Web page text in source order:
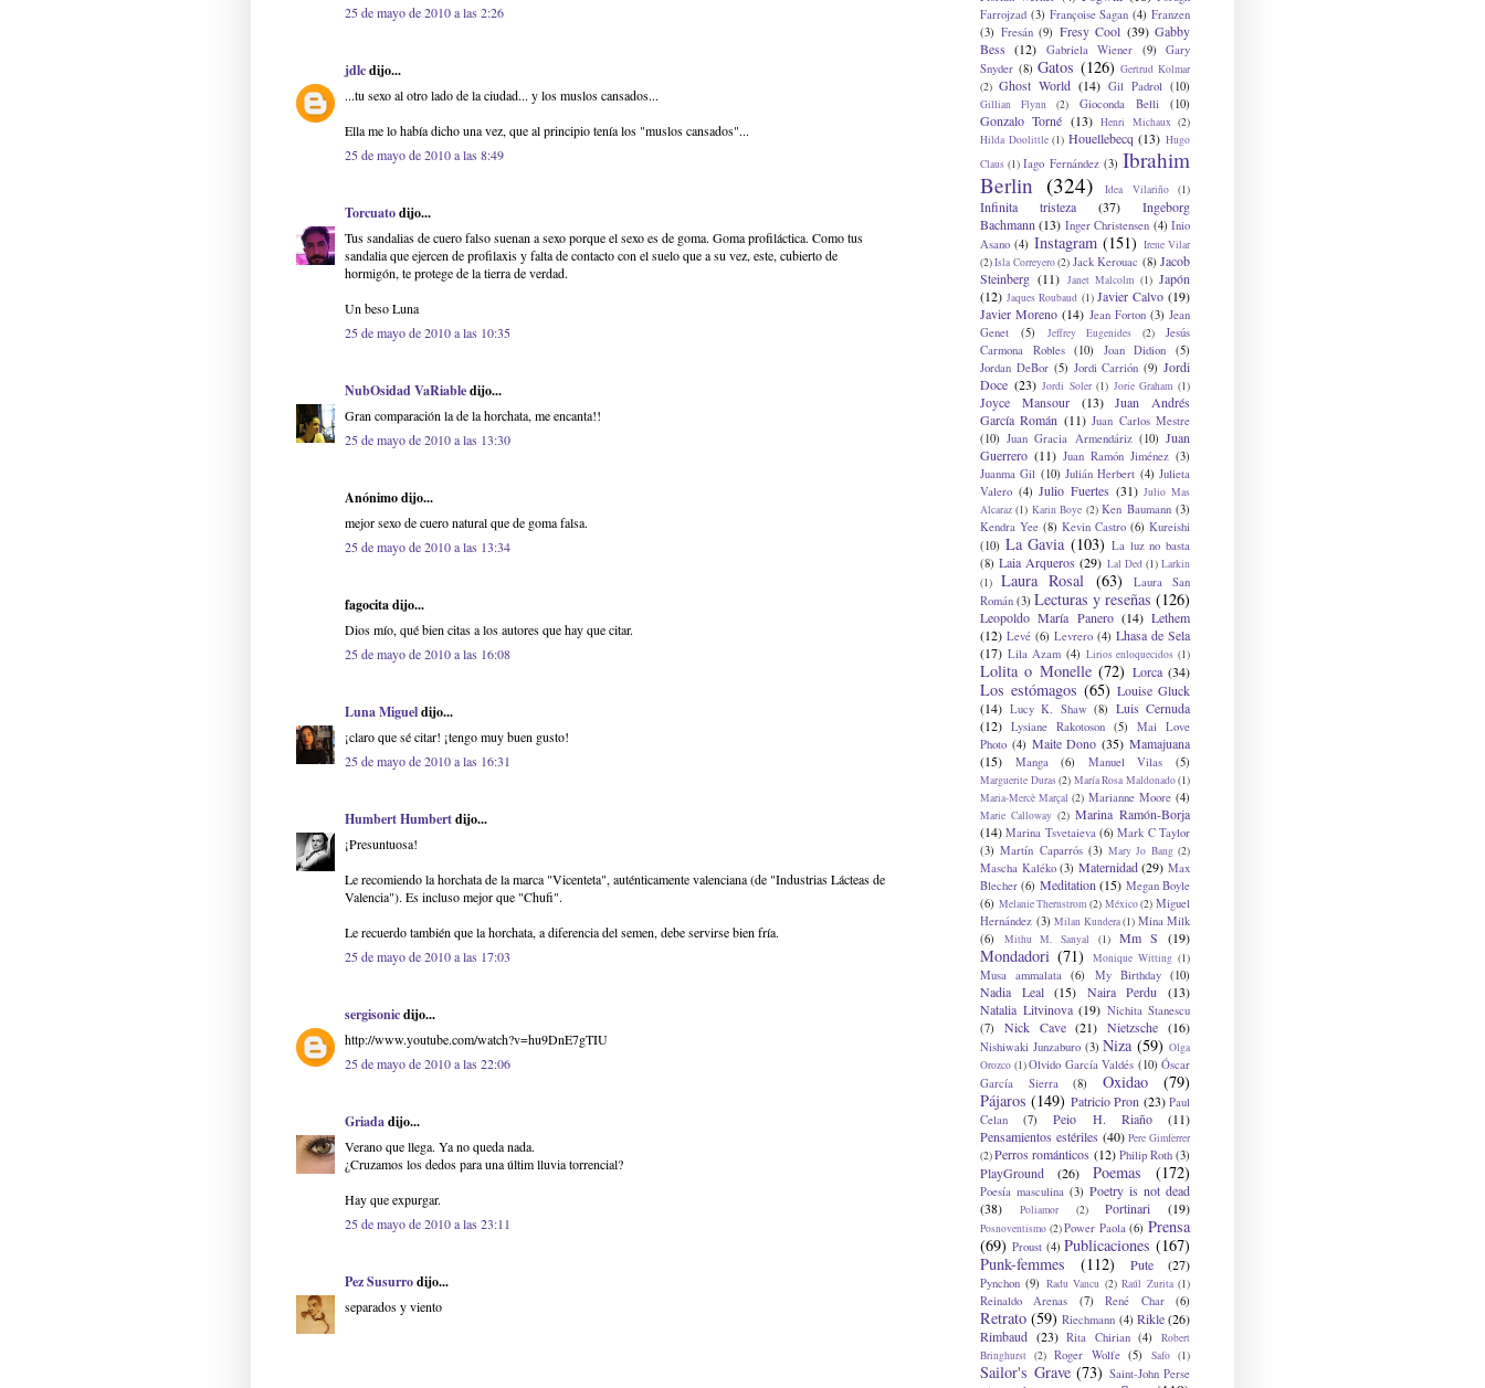
25 de mayo de 2010 a las 2:26
jdlcdijo...
...tu sexo al otro lado de la ciudad... y los muslos cansados...
Ella me lo había dicho una vez, que al principio tenía los "muslos cansados"...
25 de mayo de 2010 a las 8:49
Torcuatodijo...
Tus sandalias de cuero falso suenan a sexo porque el sexo es de goma. Goma profiláctica. Como tus
sandalia que ejercen de profilaxis y falta de contacto con el suelo que a su vez, este, cubierto de
hormigón, te protege de la tierra de verdad.
Un beso Luna
25 de mayo de 2010 a las 10:35
NubOsidad VaRiabledijo...
Gran comparación la de la horchata, me encanta!!
25 de mayo de 2010 a las 13:30
Anónimo dijo...
mejor sexo de cuero natural que de goma falsa.
25 de mayo de 2010 a las 13:34
fagocita dijo...
Dios mío, qué bien citas a los autores que hay que citar.
25 de mayo de 2010 a las 16:08
Luna Migueldijo...
¡claro que sé citar! ¡tengo muy buen gusto!
25 de mayo de 2010 a las 16:31
Humbert Humbertdijo...
¡Presuntuosa!
Le recomiendo la horchata de la marca "Vicenteta", auténticamente valenciana (de "Industrias Lácteas de
Valencia"). Es incluso mejor que "Chufi".
Le recuerdo también que la horchata, a diferencia del semen, debe servirse bien fría.
25 de mayo de 2010 a las 17:03
sergisonicdijo...
http://www.youtube.com/watch?v=hu9DnE7gTIU
25 de mayo de 2010 a las 22:06
Griadadijo...
Verano que llega. Ya no queda nada.
¿Cruzamos los dedos para una últim lluvia torrencial?
Hay que expurgar.
25 de mayo de 2010 a las 23:11
Pez Susurrodijo...
separados y viento
Farrojzad (3) Françoise Sagan (4) Franzen
(3) Fresán (9) Fresy Cool (39) Gabby
Bess (12) Gabriela Wiener (9)
Gary
Snyder (8) Gatos (126) Gertrud Kolmar
(2) Ghost World (14) Gil Padrol (10)
Gillian Flynn (2) Gioconda Belli (10)
Gonzalo Torné (13) Henri Michaux (2)
Hilda Doolittle (1) Houellebecq (13) Hugo
Claus (1) Iago Fernández (3) Ibrahim
Berlin (324) Idea Vilariño (1)
Infinita tristeza (37)
Ingeborg
Bachmann (13) Inger Christensen (4) Inio
Asano (4) Instagram (151) Irene Vilar
(2)Isla Correyero(2) Jack Kerouac (8) Jacob
Steinberg (11) Janet Malcolm (1) Japón
(12) Jaques Roubaud (1) Javier Calvo (19)
Javier Moreno (14) Jean Forton (3) Jean
Genet
(5) Jeffrey Eugenides (2)
Jesús
Carmona Robles
(10) Joan Didion
(5)
Jordan DeBor (5) Jordi Carrión (9) Jordi
Doce (23) Jordi Soler (1) Jorie Graham (1)
Joyce Mansour (13)
Juan Andrés
García Román (11) Juan Carlos Mestre
(10) Juan Gracia Armendáriz (10) Juan
Guerrero (11) Juan Ramón Jiménez (3)
Juanma Gil (10) Julián Herbert (4) Julieta
Valero (4) Julio Fuertes (31) Julio Mas
Alcaraz (1) Karin Boye (2) Ken Baumann (3)
Kendra Yee (8) Kevin Castro (6) Kureishi
(10) La Gavia (103) La luz no basta
(8) Laia Arqueros (29) Lal Ded (1) Larkin
(1)
Laura Rosal (63)
Laura San
Román (3) Lecturas y reseñas (126)
Leopoldo María Panero (14) Lethem
(12) Levé (6) Levrero (4) Lhasa de Sela
(17) Lila Azam (4) Lirios enloquecidos (1)
Lolita o Monelle (72) Lorca (34)
Los estómagos (65) Louise Gluck
(14) Lucy K. Shaw (8) Luis Cernuda
(12) Lysiane Rakotoson (5)
Mai Love
Photo (4) Maite Dono (35) Mamajuana
(15)
Manga (6) Manuel Vilas (5)
Marguerite Duras(2) María Rosa Maldonado(1)
Maria-Mercè Marçal (2) Marianne Moore (4)
Marie Calloway (2) Marina Ramón-Borja
(14) Marina Tsvetaieva (6) Mark C Taylor
(3) Martín Caparrós (3) Mary Jo Bang (2)
Mascha Kaléko (3) Maternidad (29) Max
Blecher (6) Meditation (15) Megan Boyle
(6) Melanie Thernstrom (2) México (2) Miguel
Hernández (3) Milan Kundera(1) Mina Milk
(6)
Mithu M. Sanyal (1) Mm S (19)
Mondadori (71) Monique Witting (1)
Musa ammalata (6) My Birthday (10)
Nadia Leal (15) Naira Perdu
(13)
Natalia Litvinova (19) Nichita Stanescu
(7)
Nick Cave (21) Nietzsche (16)
Nishiwaki Junzaburo (3) Niza (59) Olga
Orozco (1)Olvido García Valdés (10) Óscar
García Sierra
(8) Oxidao
(79)
Pájaros (149) Patricio Pron (23) Paul
Celan
(7) Peio H. Riaño
(11)
Pensamientos estériles (40) Pere Gimferrer
(2)Perros románticos (12) Philip Roth (3)
PlayGround (26) Poemas (172)
Poesía masculina (3) Poetry is not dead
(38)
Poliamor (2) Portinari (19)
Posnoventismo (2) Power Paola (6) Prensa
(69) Proust (4) Publicaciones (167)
Punk-femmes
(112) Pute (27)
Pynchon (9) Radu Vancu (2) Raúl Zurita (1)
Reinaldo Arenas (7) René Char (6)
Retrato (59) Riechmann (4) Rikle (26)
Rimbaud (23) Rita Chirian (4)
Robert
Bringhurst (2) Roger Wolfe (5) Safo (1)
Sailor's Grave (73) Saint-John Perse